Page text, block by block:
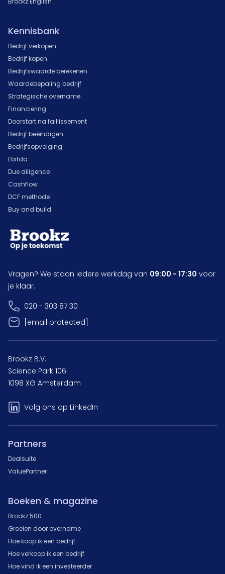
Kennisbank
Bedrijf verkopen
Bedrijf kopen
Bedrijfswaarde berekenen
Waardebepaling bedrijf
Strategische overname
Financiering
Doorstart na faillissement
Bedrijf beëindigen
Bedrijfsopvolging
Ebitda
Due diligence
Cashflow
DCF methode
Buy and build
Vragen? We staan iedere werkdag van 09:00 - 17:30 voor
je klaar.
020 - 303 87 30
[email protected]
Brookz B.V.
Science Park 106
1098 XG Amsterdam
Volg ons op LinkedIn
Partners
Dealsuite
ValuePartner
Boeken & magazine
Brookz 500
Groeien door overname
Hoe koop ik een bedrijf
Hoe verkoop ik een bedrijf
Hoe vind ik een investeerder